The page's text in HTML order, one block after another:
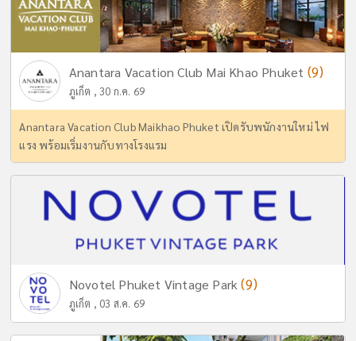
Anantara Vacation Club Mai Khao Phuket (9)
ภูเก็ต , 30 ก.ค. 69
Anantara Vacation Club Maikhao Phuket เปิดรับพนักงานใหม่ ไฟ
แรง พร้อมเริ่มงานกับทางโรงแรม
Novotel Phuket Vintage Park(9)
ภูเก็ต , 03 ส.ค. 69